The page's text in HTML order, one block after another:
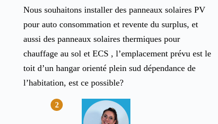
Nous souhaitons installer des panneaux solaires PV
pour auto consommation et revente du surplus, et
aussi des panneaux solaires thermiques pour
chauffage au sol et ECS , l’emplacement prévu est le
toit d’un hangar orienté plein sud dépendance de
l’habitation, est ce possible?